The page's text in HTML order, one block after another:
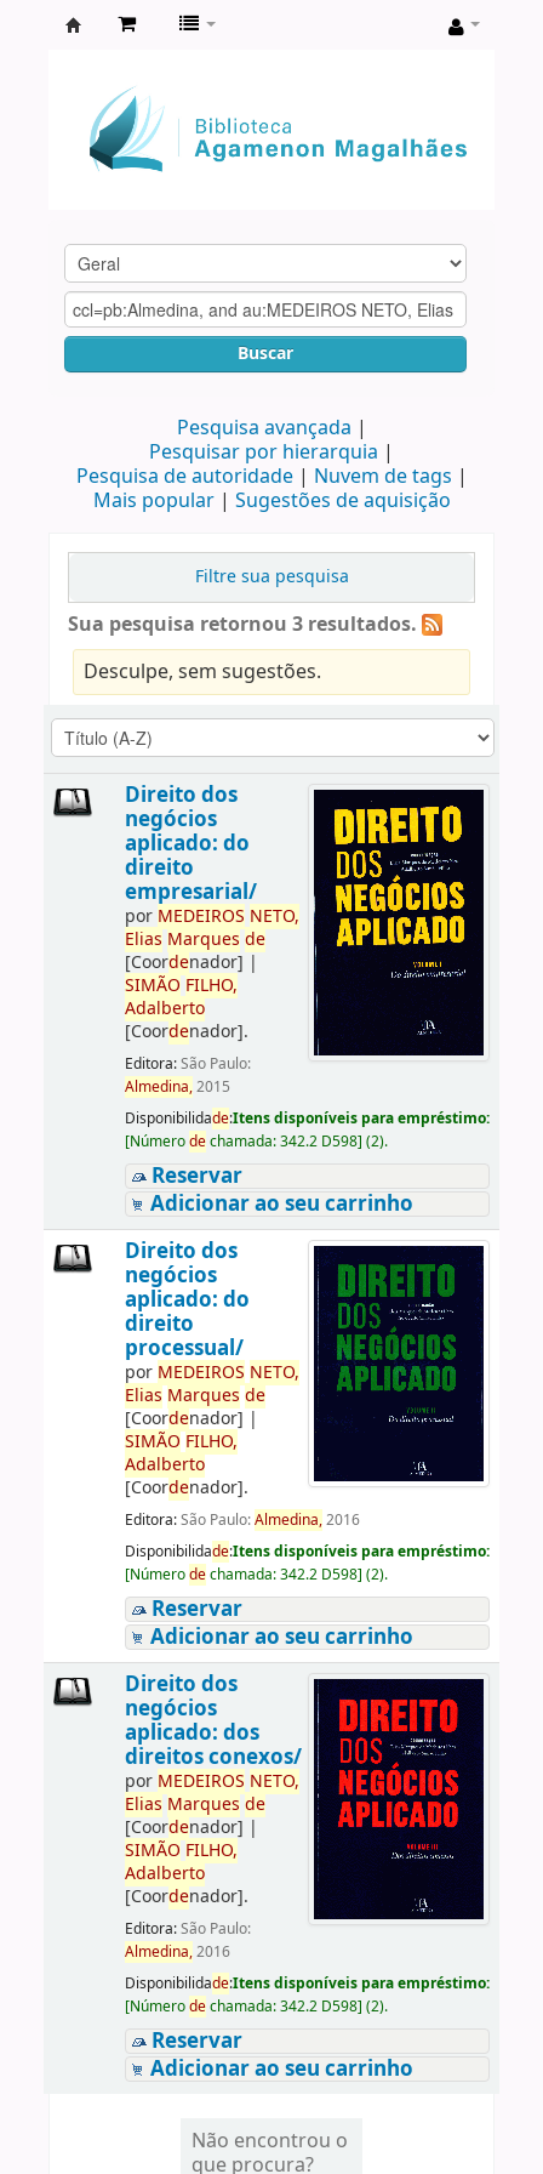
Agamenon
Magalhães
Buscar
Pesquisa avançada
Pesquisar por hierarquia
Pesquisa de autoridade
Nuvem de tags
Mais popular
Sugestões de aquisição
Filtre sua pesquisa
Sua pesquisa retornou 3 resultados.
Desculpe, sem sugestões.
Direito dos
negócios
aplicado: do
direito
empresarial/
por MEDEIROS NETO,
Elias Marques de
[Coordenador] |
SIMÃO FILHO,
Adalberto
[Coordenador].
Editora:São Paulo:
Almedina,2015
Disponibilidade:Itens disponíveis para empréstimo:
[Númerodechamada:342.2 D598] (2).
Reservar
Adicionar ao seu carrinho
Direito dos
negócios
aplicado: do
direito
processual/
por MEDEIROS NETO,
Elias Marques de
[Coordenador] |
SIMÃO FILHO,
Adalberto
[Coordenador].
Editora:São Paulo:Almedina,2016
Disponibilidade:Itens disponíveis para empréstimo:
[Númerodechamada:342.2 D598] (2).
Reservar
Adicionar ao seu carrinho
Direito dos
negócios
aplicado: dos
direitos conexos/
por MEDEIROS NETO,
Elias Marques de
[Coordenador] |
SIMÃO FILHO,
Adalberto
[Coordenador].
Editora:São Paulo:
Almedina,2016
Disponibilidade:Itens disponíveis para empréstimo:
[Númerodechamada:342.2 D598] (2).
Reservar
Adicionar ao seu carrinho
Não encontrou o
que procura?